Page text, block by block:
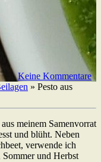
Keine Kommentare
» Pesto aus
meinem Samenvorrat
und blüht. Neben
verwende ich
und Herbst